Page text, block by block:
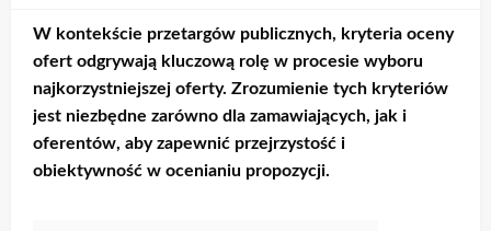
W kontekście przetargów publicznych, kryteria oceny
ofert odgrywają kluczową rolę w procesie wyboru
najkorzystniejszej oferty. Zrozumienie tych kryteriów
jest niezbędne zarówno dla zamawiających, jak i
oferentów, aby zapewnić przejrzystość i
obiektywność w ocenianiu propozycji.